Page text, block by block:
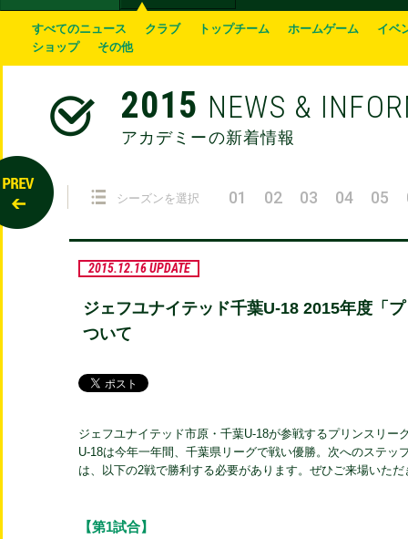
すべてのニュース クラブ トップチーム ホームゲーム
イベ
ショップ
その他
2015 NEWS &
アカデミーの新着情報
シーズンを選択 01 02 03 04 05
2015.12.16 UPDATE
ジェフユナイテッド千葉U-18 2015年度「
ついて
ジェフユナイテッド市原・千葉U-18が参戦するプリンスリ
U-18は今年一年間、千葉県リーグで戦い優勝。次へのステッ
は、以下の2戦で勝利する必要があります。ぜひご来場いた
【第1試合】